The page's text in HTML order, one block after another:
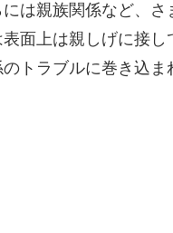
は親族関係など、
面上は親しげに接
トラブルに巻き込